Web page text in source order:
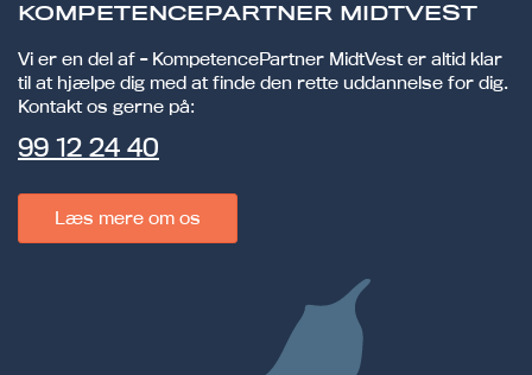
KOMPETENCEPARTNER MIDTVEST
Vi er en del af - KompetencePartner MidtVest er altid klar
til at hjælpe dig med at finde den rette uddannelse for dig.
Kontakt os gerne på:
99 12 24 40
Læs mere om os